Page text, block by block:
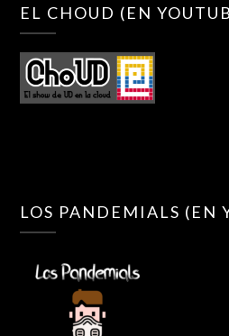
EL CHOUD (EN
LOS PANDEMIALS (EN